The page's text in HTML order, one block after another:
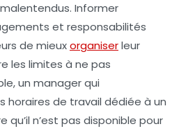
Informer
et responsabilités
de mieuxorganiserleur
les limites à ne pas
un manager qui
horaires de travail dédiée à un
n’est pas disponible pour